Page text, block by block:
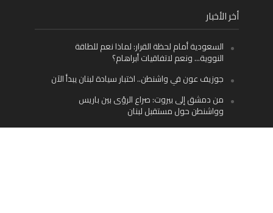
أخر الأخبار
السعودية أمام لحظة القرار: لماذا نعم للطاقة
النووية… ونعم لاتفاقيات أبراهام؟
جوزيف عون في واشنطن.. اختبار سيادة لبنان يبدأ الآن
من دمشق إلى بيروت: صراع الرؤى بين باريس
وواشنطن حول مستقبل لبنان
اليسار اللبناني «اليقظ» وسيادة الدولة: لماذا يُعدّ نزع